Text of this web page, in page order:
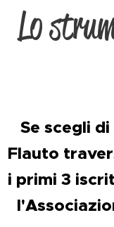
Lo
Se scegli
Flauto
i primi 3